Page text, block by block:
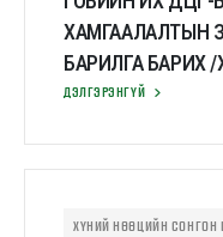
ХАМГААЛАЛТЫН
БАРИЛГА БАРИХ
ДЭЛГЭРЭНГҮЙ
ХҮНИЙ НӨӨЦИЙН СОНГОН